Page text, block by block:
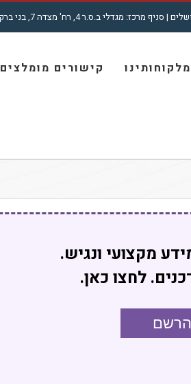
מלקוחותינו קישורים מומלצים
מקצועי ונגיש.
לחצו כאן.
הרשם